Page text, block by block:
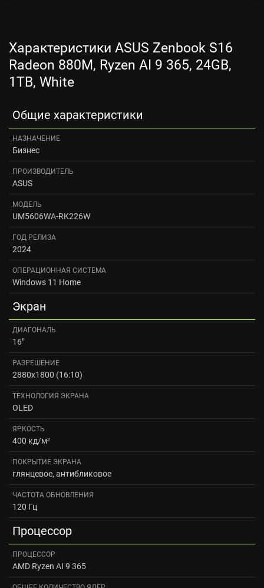
Характеристики ASUS Zenbook S16
Radeon 880M, Ryzen AI 9 365, 24GB,
1TB, White
Общие характеристики
НАЗНАЧЕНИЕ
Бизнес
ПРОИЗВОДИТЕЛЬ
ASUS
МОДЕЛЬ
UM5606WA-RK226W
ГОД РЕЛИЗА
2024
ОПЕРАЦИОННАЯ СИСТЕМА
Windows 11 Home
Экран
ДИАГОНАЛЬ
16"
РАЗРЕШЕНИЕ
2880x1800 (16:10)
ТЕХНОЛОГИЯ ЭКРАНА
OLED
ЯРКОСТЬ
400 кд/м²
ПОКРЫТИЕ ЭКРАНА
глянцевое, антибликовое
ЧАСТОТА ОБНОВЛЕНИЯ
120 Гц
Процессор
ПРОЦЕССОР
AMD Ryzen AI 9 365